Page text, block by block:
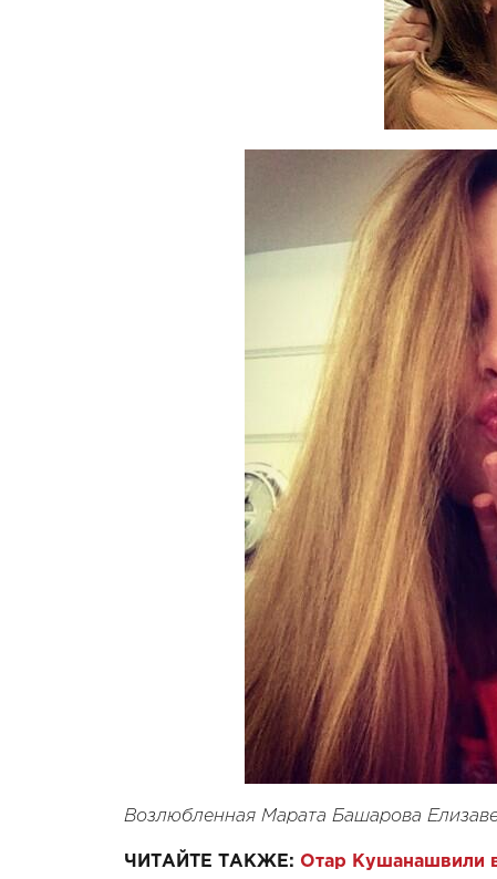
Возлюбленная Марата Башарова
ЧИТАЙТЕ ТАКЖЕ: Отар Кушанашвили